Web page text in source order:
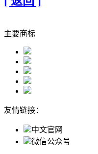
主要商标
友情链接：
中文官网
微信公众号